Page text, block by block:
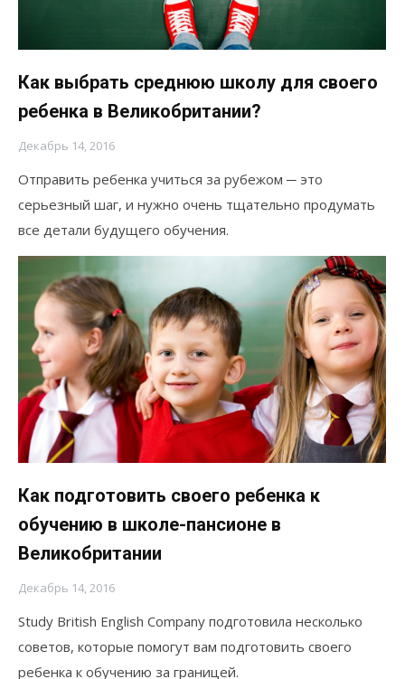
Как выбрать среднюю школу для своего
ребенка в Великобритании?
Декабрь 14, 2016
Отправить ребенка учиться за рубежом ─ это
серьезный шаг, и нужно очень тщательно продумать
все детали будущего обучения.
Как подготовить своего ребенка к
обучению в школе-пансионе в
Великобритании
Декабрь 14, 2016
Study British English Company подготовила несколько
советов, которые помогут вам подготовить своего
ребенка к обучению за границей.